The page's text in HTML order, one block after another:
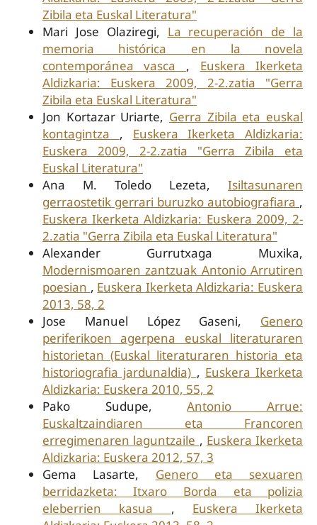
Zibila eta Euskal Literatura"
Mari Jose Olaziregi, La recuperación de la
memoria histórica en la novela
contemporánea vasca , Euskera Ikerketa
Aldizkaria: Euskera 2009, 2-2.zatia "Gerra
Zibila eta Euskal Literatura"
Jon Kortazar Uriarte, Gerra Zibila eta euskal
kontagintza , Euskera Ikerketa Aldizkaria:
Euskera 2009, 2-2.zatia "Gerra Zibila eta
Euskal Literatura"
Ana M. Toledo Lezeta,Isiltasunaren
gerraostetik gerrari buruzko autobiografiara ,
Euskera Ikerketa Aldizkaria: Euskera 2009, 2-
2.zatia "Gerra Zibila eta Euskal Literatura"
Alexander Gurrutxaga Muxika,
Modernismoaren zantzuak Antonio Arrutiren
poesian , Euskera Ikerketa Aldizkaria: Euskera
2013, 58, 2
Jose Manuel López Gaseni, Genero
periferikoen agerpena euskal literaturaren
historietan (Euskal literaturaren historia eta
historiografia jardunaldia) , Euskera Ikerketa
Aldizkaria: Euskera 2010, 55, 2
Pako Sudupe,Antonio Arrue:
Euskaltzaindiaren eta Francoren
erregimenaren laguntzaile , Euskera Ikerketa
Aldizkaria: Euskera 2012, 57, 3
Gema Lasarte, Genero eta sexuaren
berridazketa: Itxaro Borda eta polizia
eleberrien kasua , Euskera Ikerketa